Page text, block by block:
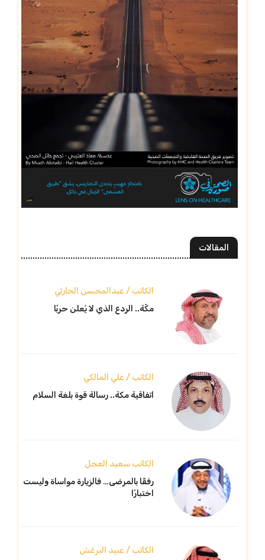
المقالات
الكاتب / عبدالمحسن الحارثي
مكّة.. الردع الذي لا يُعلن حربًا
الكاتب / علي المالكي
اتفاقية مكة.. رسالة قوة بلغة السلام
الكاتب سعيد العجل
رفقًا بالمرضى… فالزيارة مواساة وليست
اختبارًا
الكاتب / عبيد البرغش